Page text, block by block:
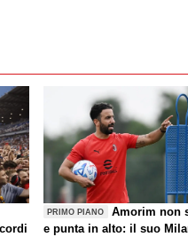
PRIMO PIANO
Amorim non
e punta in alto: il suo